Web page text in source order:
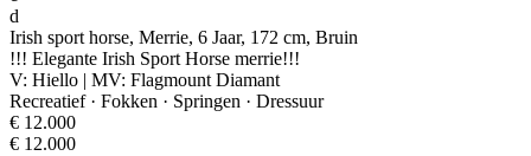
d
Irish sport horse, Merrie, 6 Jaar, 172 cm, Bruin
!!! Elegante Irish Sport Horse merrie!!!
V: Hiello | MV: Flagmount Diamant
Recreatief · Fokken · Springen · Dressuur
€ 12.000
€ 12.000